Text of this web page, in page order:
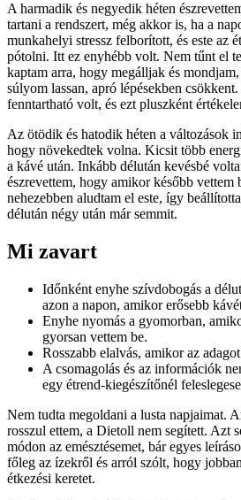
A harmadik és negyedik héten
tartani a rendszert, még akkor is, ha a
munkahelyi stressz felborított, és este az
pótolni. Itt ez enyhébb volt. Nem tűnt el
kaptam arra, hogy megálljak és
súlyom lassan, apró lépésekben
fenntartható volt, és ezt pluszként
Az ötödik és hatodik héten a változások
hogy növekedtek volna. Kicsit több
a kávé után. Inkább délután kevésbé
észrevettem, hogy amikor később vettem
nehezebben aludtam el este, így
délután négy után már semmit.
Mi zavart
Időnként enyhe szívdobogás a
azon a napon, amikor erősebb
Enyhe nyomás a gyomorban,
gyorsan vettem be.
Rosszabb elalvás, amikor az
A csomagolás és az információk
egy étrend-kiegészítőnél
Nem tudta megoldani a lusta napjaimat.
rosszul ettem, a Dietoll nem segített. Azt
módon az emésztésemet, bár egyes
főleg az ízekről és arról szólt, hogy
étkezési keretet.